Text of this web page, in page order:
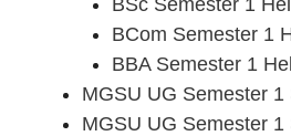
BSc Semester 1
BCom Semester 1
BBA Semester 1
MGSU UG Semester
MGSU UG Semester 1